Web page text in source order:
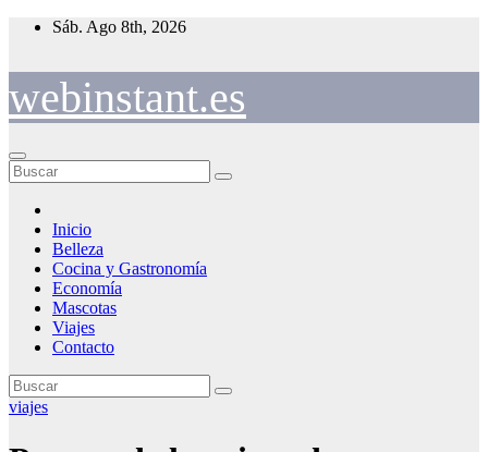
Saltar
Sáb. Ago 8th, 2026
webinstant.es
Inicio
Belleza
Cocina y Gastronomía
Economía
Mascotas
Viajes
Contacto
viajes